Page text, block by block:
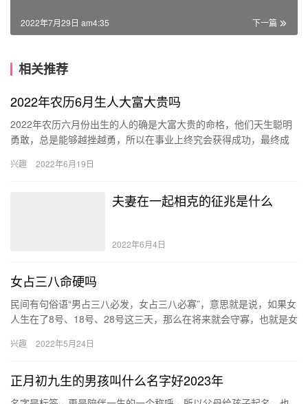
下一篇
2022年7月29日 am4:35
相关推荐
2022年农历6月生人大富大贵吗
2022年农历六月份出生的人的确是大富大贵的命格，他们天生聪明
勇敢，总是能够越挫越勇，所以在事业上终究会获得成功，最终成
兴趣 2022年6月19日
夫妻在一起相克的征兆是什么
2022年6月4日
女占三八命硬吗
民间有句俗语“男占三八必发，女占三八必寡”，意思就是说，如果女
人生在了8号、18号、28号这三天，那么在将来就会守寡，也就是女
兴趣 2022年5月24日
正月初九生的男孩叫什么名字好2023年